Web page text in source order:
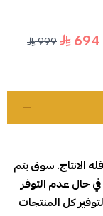
694
999
الانتاج. سوق يتم
من الطلب في حال عدم التوفر
كل المنتجات